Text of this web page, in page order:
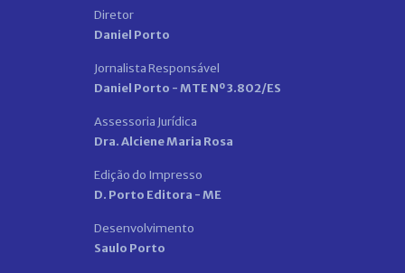
Diretor
Daniel Porto
Jornalista Responsável
Daniel Porto - MTE Nº 3.802/ES
Assessoria Jurídica
Dra. Alciene Maria Rosa
Edição do Impresso
D. Porto Editora - ME
Desenvolvimento
Saulo Porto